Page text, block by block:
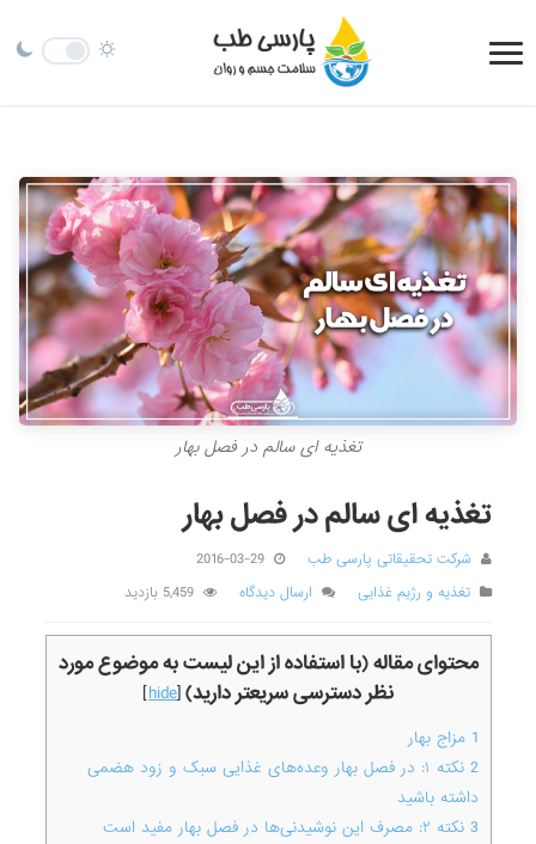
تغذیه ای سالم در فصل بهار
تغذیه ای سالم در فصل بهار
شرکت تحقیقاتی پارسی طب
2016-03-29
تغذیه و رژیم غذایی
ارسال دیدگاه 5,459 بازدید
محتوای مقاله (با استفاده از این لیست به موضوع مورد
نظر دسترسی سریعتر دارید)[
hide
]
1 مزاج بهار
2
نکته ۱: در فصل بهار وعده‌های غذایی سبک و زود هضمی
داشته باشید
3 نکته ۲: مصرف این نوشیدنی‌ها در فصل بهار مفید است